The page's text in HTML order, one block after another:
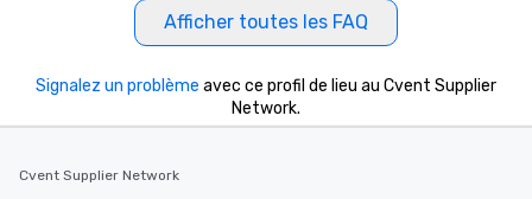
Afficher toutes les FAQ
Signalez un problème avec ce profil de lieu au Cvent Supplier
Network.
Cvent Supplier Network